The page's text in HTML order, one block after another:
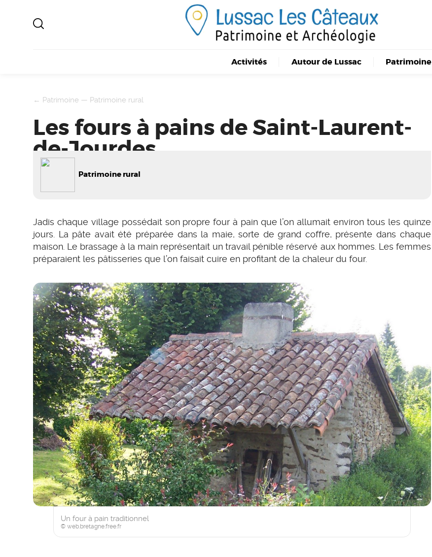
Activités Autour de Lussac Patrimoine
← Patrimoine — Patrimoine rural
Les fours à pains de Saint-Laurent-
de-Jourdes
Patrimoine rural
Jadis chaque village possédait son propre four à pain que l’on allumait environ tous les quinze
jours. La pâte avait été préparée dans la maie, sorte de grand coffre, présente dans chaque
maison. Le brassage à la main représentait un travail pénible réservé aux hommes. Les femmes
préparaient les pâtisseries que l’on faisait cuire en profitant de la chaleur du four.
Un four à pain traditionnel
© web.bretagne.free.fr